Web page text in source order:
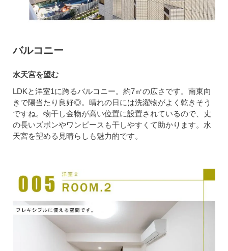
バルコニー
水天宮を望む
LDKと洋室1に跨るバルコニー。約7㎡の広さです。南東向
きで陽当たり良好◎。晴れの日には洗濯物がよく乾きそう
ですね。物干し金物が高い位置に設置されているので、丈
の長いズボンやワンピースも干しやすくて助かります。水
天宮を望める見晴らしも魅力的です。